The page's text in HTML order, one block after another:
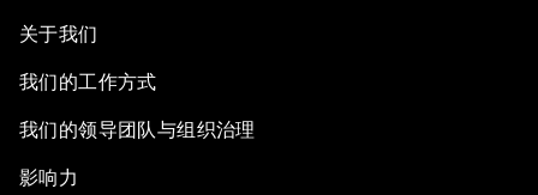
关于我们
我们的工作方式
我们的领导团队与组织治理
影响力